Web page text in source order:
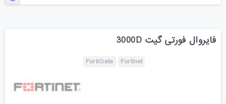
فایروال فورتی گیت 3000D
Fortinet
FortiGate